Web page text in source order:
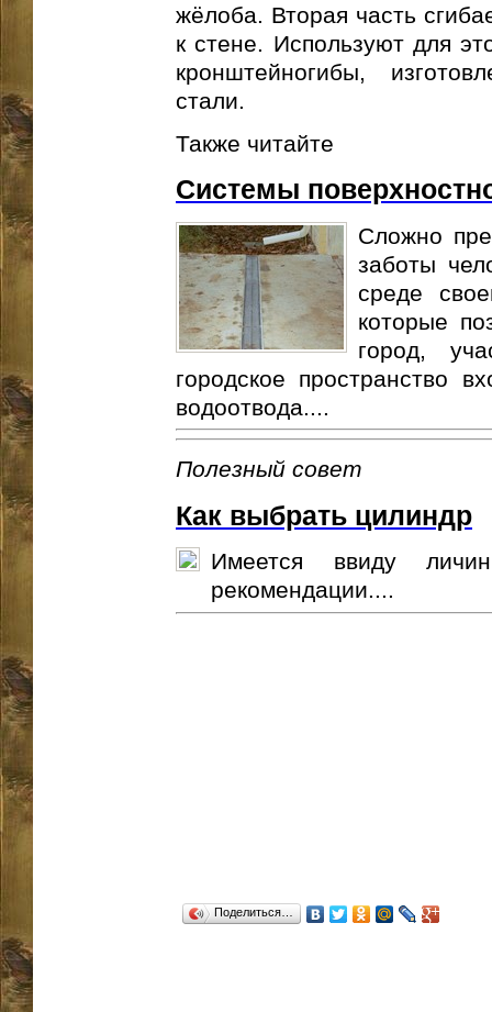
жёлоба. Вторая часть
к стене. Используют для
кронштейногибы,
стали.
Также читайте
Системы
Сложно
заботы
среде
которые
город,
городское пространство
водоотвода....
Полезный совет
Как выбрать цилиндр
Имеется ввиду
рекомендации....
Поделиться…